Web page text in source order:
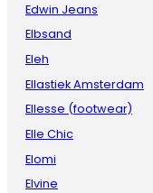
Edwin Jeans
Elbsand
Eleh
Ellastiek Amsterdam
Ellesse (footwear)
Elle Chic
Elomi
Elvine